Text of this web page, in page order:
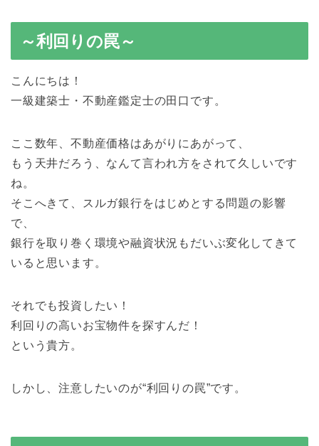
～利回りの罠～
こんにちは！
一級建築士・不動産鑑定士の田口です。
ここ数年、不動産価格はあがりにあがって、
もう天井だろう、なんて言われ方をされて久しいです
ね。
そこへきて、スルガ銀行をはじめとする問題の影響
で、
銀行を取り巻く環境や融資状況もだいぶ変化してきて
いると思います。
それでも投資したい！
利回りの高いお宝物件を探すんだ！
という貴方。
しかし、注意したいのが“利回りの罠”です。